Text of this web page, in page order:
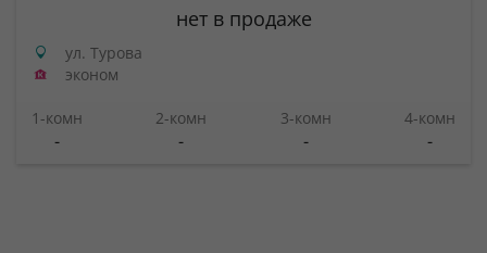
нет в продаже
ул. Турова
эконом
1-комн
-
2-комн
-
3-комн
-
4-комн
-